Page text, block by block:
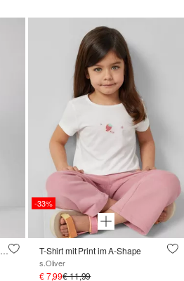
Jeans / Regular Fit / High Rise / Wide Leg / Waschung / Textilgürtel
-33%
T-Shirt mit Print im A-Shape
s.Oliver
€ 7,99€ 11,99